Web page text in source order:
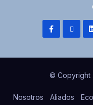
© Copyright
Nosotros Aliados